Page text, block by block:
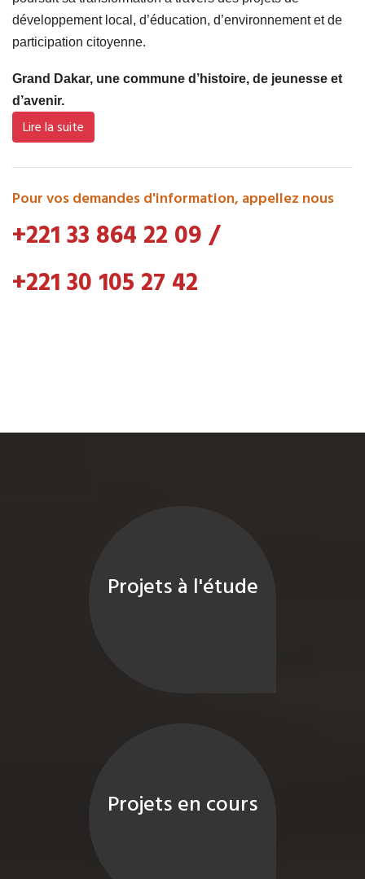
développement local, d’éducation, d’environnement et de
participation citoyenne.
Grand Dakar, une commune d’histoire, de jeunesse et
d’avenir.
Lire la suite
Pour vos demandes d'information, appellez nous
+221 33 864 22 09/
+221 30 105 27 42
Projets à l'étude
Projets en cours